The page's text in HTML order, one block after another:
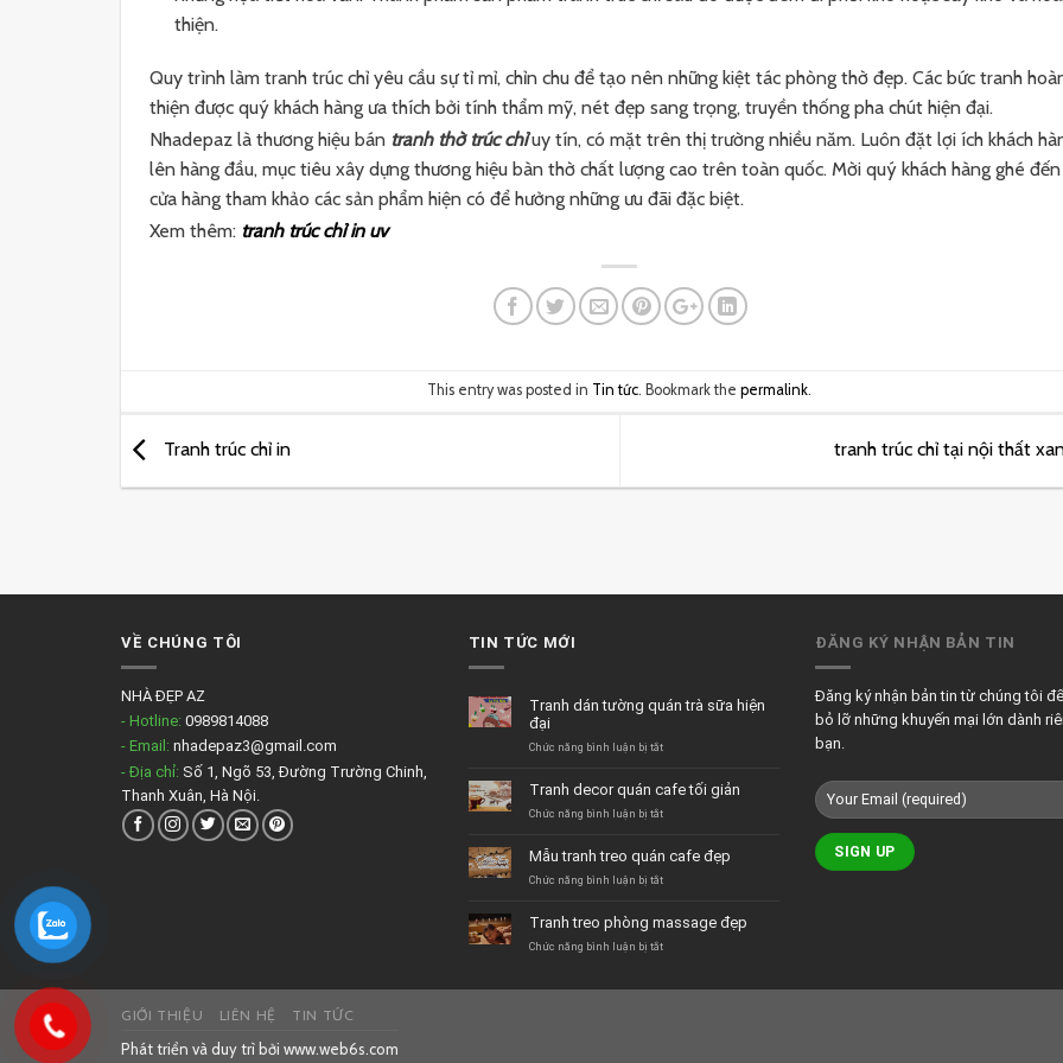
thiện.
Quy trình làm tranh trúc chỉ yêu cầu sự tỉ mỉ, chỉn chu để tạo nên những kiệt tác phòng thờ đẹp. Các bức tranh
thiện được quý khách hàng ưa thích bởi tính thẩm mỹ, nét đẹp sang trọng, truyền thống pha chút hiện đại.
Nhadepaz là thương hiệu bán tranh thờ trúc chỉuy tín, có mặt trên thị trường nhiều năm. Luôn đặt lợi ích khách
lên hàng đầu, mục tiêu xây dựng thương hiệu bàn thờ chất lượng cao trên toàn quốc. Mời quý khách hàng ghé đến
cửa hàng tham khảo các sản phẩm hiện có để hưởng những ưu đãi đặc biệt.
Xem thêm: tranh trúc chỉ in uv
This entry was posted in Tin tức. Bookmark the permalink.
Tranh trúc chỉ in tranh trúc chỉ tại nội thất
VỀ CHÚNG TÔI
NHÀ ĐẸP AZ
- Hotline: 0989814088
- Email: nhadepaz3@gmail.com
- Địa chỉ: Số 1, Ngõ 53, Đường Trường Chinh,
Thanh Xuân, Hà Nội.
TIN TỨC MỚI
Tranh dán tường quán trà sữa hiện
đại
Chức năng bình luận bị tắtở
tường
quán
hiện
đại
Tranh decor quán cafe tối giản
Chức năng bình luận bị tắtở
quán
cafe
Mẫu tranh treo quán cafe đẹp
Chức năng bình luận bị tắtở
treo
quán
Tranh treo phòng massage đẹp
Chức năng bình luận bị tắtở
ĐĂNG KÝ NHẬN BẢN TIN
Đăng ký nhận bản tin từ chúng tôi
bỏ lỡ những khuyến mại lớn dành
bạn.
GIỚI THIỆU LIÊN HỆ TIN TỨC
Phát triển và duy trì bởi www.web6s.com